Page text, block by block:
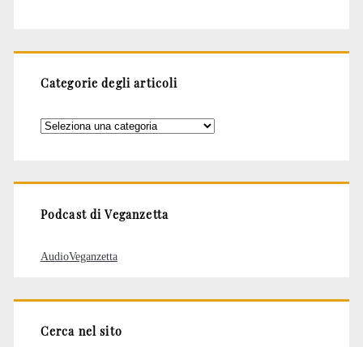
Categorie degli articoli
Categorie
Podcast di Veganzetta
AudioVeganzetta
Cerca nel sito